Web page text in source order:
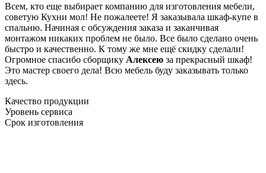
Всем, кто еще выбирает компанию для изготовления мебели,
советую Кухни мол! Не пожалеете! Я заказывала шкаф-купе в
спальню. Начиная с обсуждения заказа и заканчивая
монтажом никаких проблем не было. Все было сделано очень
быстро и качественно. К тому же мне ещё скидку сделали!
Огромное спасибо сборщику Алексею за прекрасный шкаф!
Это мастер своего дела! Всю мебель буду заказывать только
здесь.
Качество продукции
Уровень сервиса
Срок изготовления